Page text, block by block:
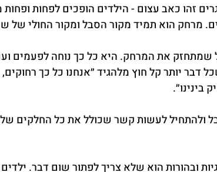
זהו כאב עצום - הילדים הופכים לפחות
מרחק הוא תמיד מקור הסבל ומקור החולי של
שמתחזק את המרחק. היא כל כך נוחה לפעמים
דבר יותר קל חוץ מלהגיד ״אנחנו כל כך
בינינו״.
ולהתחיל לעשות קשר שכולל את כל החלקים של
ובהורות הוא שלא צריך לפתור שום דבר. ילדים